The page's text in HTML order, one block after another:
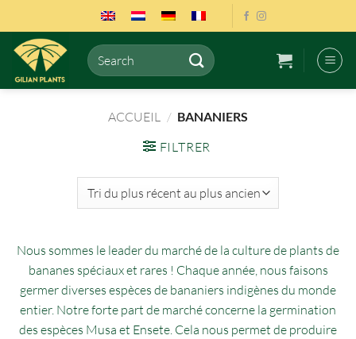
au
contenu
Recherche
pour :
ACCUEIL / BANANIERS
FILTRER
Nous sommes le leader du marché de la culture de plants de
bananes spéciaux et rares ! Chaque année, nous faisons
germer diverses espèces de bananiers indigènes du monde
entier. Notre forte part de marché concerne la germination
des espèces Musa et Ensete. Cela nous permet de produire